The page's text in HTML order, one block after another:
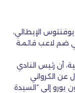
الإيطالي،
في ضم لاعب قائمة
أن رئيس النادي
عن الكرواتي
إضافة لدفع نحو ٨٠ مليون يورو إلى “السيدة